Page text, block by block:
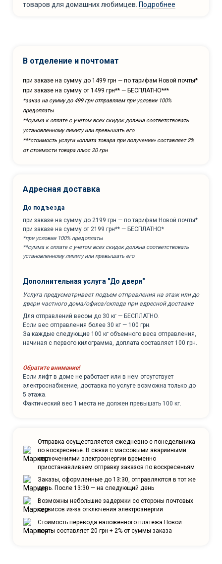
товаров для домашних любимцев. Подробнее
В отделение и почтомат
при заказе на сумму до 1499 грн — по тарифам Новой почты*
при заказе на сумму от 1499 грн** — БЕСПЛАТНО***
*заказ на сумму до 499 грн отправляем при условии 100%
предоплаты
**сумма к оплате с учетом всех скидок должна соответствовать
установленному лимиту или превышать его
***cтоимость услуги «оплата товара при получении» составляет 2%
от стоимости товара плюс 20 грн
Адресная доставка
До подъезда
при заказе на сумму до 2199 грн — по тарифам Новой почты*
при заказе на сумму от 2199 грн** — БЕСПЛАТНО*
*при условии 100% предоплаты
**сумма к оплате с учетом всех скидок должна соответствовать
установленному лимиту или превышать его
Дополнительная услуга "До двери"
Услуга предусматривает подъем отправления на этаж или до
двери частного дома/офиса/склада при адресной доставке
Для отправлений весом до 30 кг — БЕСПЛАТНО.
Если вес отправления более 30 кг — 100 грн.
За каждые следующие 100 кг объемного веса отправления,
начиная с первого килограмма, доплата составляет 100 грн.
Обратите внимание!
Если лифт в доме не работает или в нем отсутствует
электроснабжение, доставка по услуге возможна только до
5 этажа.
Фактический вес 1 места не должен превышать 100 кг.
Отправка осуществляется ежедневно с понедельника
по воскресенье. В связи с массовыми аварийными
отключениями электроэнергии временно
приостанавливаем отправку заказов по воскресеньям
Заказы, оформленные до 13:30, отправляются в тот же
день. После 13:30 — на следующий день
Возможны небольшие задержки со стороны почтовых
сервисов из-за отключения электроэнергии
Стоимость перевода наложенного платежа Новой
почты составляет 20 грн + 2% от суммы заказа